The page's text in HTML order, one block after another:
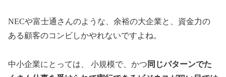
NECや富士通さんのような、余裕の大企業と、資金力の
ある顧客のコンビしかやれないですよね。
中小企業にとっては、 小規模で、かつ 同じパターンでた